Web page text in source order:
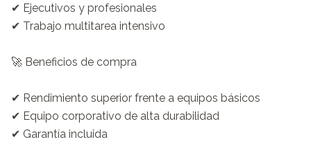
✔ Ejecutivos y profesionales
✔ Trabajo multitarea intensivo
🚀 Beneficios de compra
✔ Rendimiento superior frente a equipos básicos
✔ Equipo corporativo de alta durabilidad
✔ Garantía incluida